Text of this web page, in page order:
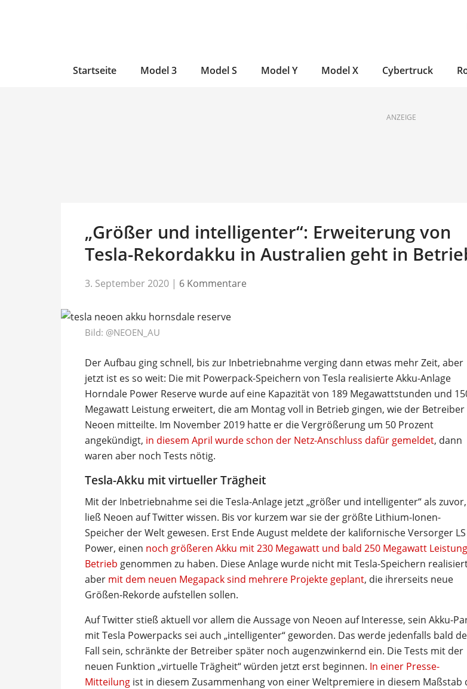
Startseite Model 3 Model S Model Y Model X Cybertruck
ANZEIGE
„Größer und intelligenter“: Erweiterung von
Tesla-Rekordakku in Australien geht in
3. September 2020 | 6 Kommentare
Bild: @NEOEN_AU
Der Aufbau ging schnell, bis zur Inbetriebnahme verging dann etwas mehr Zeit, aber
jetzt ist es so weit: Die mit Powerpack-Speichern von Tesla realisierte Akku-Anlage
Horndale Power Reserve wurde auf eine Kapazität von 189 Megawattstunden und
Megawatt Leistung erweitert, die am Montag voll in Betrieb gingen, wie der Betreiber
Neoen mitteilte. Im November 2019 hatte er die Vergrößerung um 50 Prozent
angekündigt, in diesem April wurde schon der Netz-Anschluss dafür gemeldet, dann
waren aber noch Tests nötig.
Tesla-Akku mit virtueller Trägheit
Mit der Inbetriebnahme sei die Tesla-Anlage jetzt „größer und intelligenter“ als zuvor,
ließ Neoen auf Twitter wissen. Bis vor kurzem war sie der größte Lithium-Ionen-
Speicher der Welt gewesen. Erst Ende August meldete der kalifornische Versorger LS
Power, einen noch größeren Akku mit 230 Megawatt und bald 250 Megawatt
Betrieb genommen zu haben. Diese Anlage wurde nicht mit Tesla-Speichern
aber mit dem neuen Megapack sind mehrere Projekte geplant, die ihrerseits neue
Größen-Rekorde aufstellen sollen.
Auf Twitter stieß aktuell vor allem die Aussage von Neoen auf Interesse, sein Akku-
mit Tesla Powerpacks sei auch „intelligenter“ geworden. Das werde jedenfalls bald
Fall sein, schränkte der Betreiber später noch augenzwinkernd ein. Die Tests mit der
neuen Funktion „virtuelle Trägheit“ würden jetzt erst beginnen. In einer Presse-
Mitteilung ist in diesem Zusammenhang von einer Weltpremiere in diesem Maßstab